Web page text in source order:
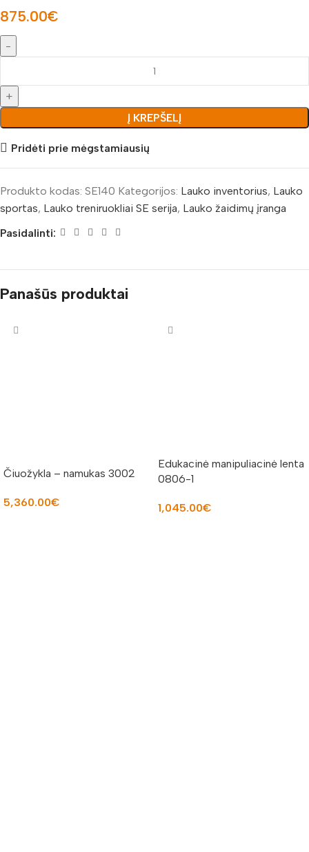
875.00€
Į KREPŠELĮ
Pridėti prie mėgstamiausių
Produkto kodas: SE140 Kategorijos: Lauko inventorius, Lauko
sportas, Lauko treniruokliai SE serija, Lauko žaidimų įranga
Pasidalinti:
Panašūs produktai
Čiuožykla – namukas 3002
5,360.00€
Edukacinė manipuliacinė lenta
0806-1
1,045.00€